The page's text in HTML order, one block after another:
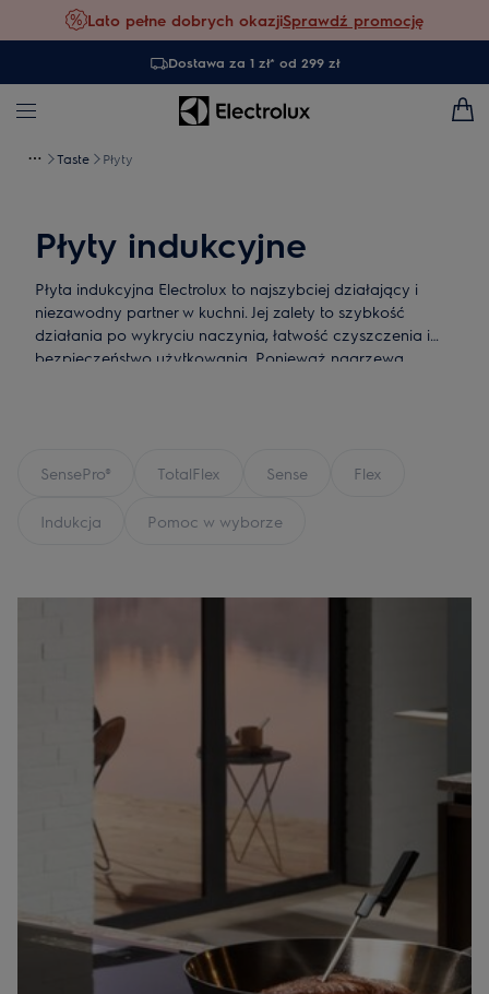
Lato pełne dobrych okazjiSprawdź promocję
Dostawa za 1 zł* od 299 zł
Taste Płyty
Płyty indukcyjne
Płyta indukcyjna Electrolux to najszybciej działający i
niezawodny partner w kuchni. Jej zalety to szybkość
działania po wykryciu naczynia, łatwość czyszczenia i
bezpieczeństwo użytkowania. Ponieważ nagrzewa
SensePro® TotalFlex Sense Flex
Indukcja Pomoc w wyborze